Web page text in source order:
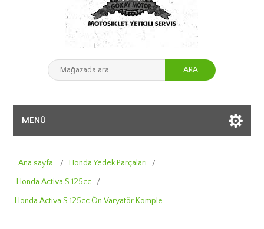
ARA
MENÜ
Ana sayfa / Honda Yedek Parçaları
/
Honda Activa S 125cc
/
Honda Activa S 125cc Ön Varyatör Komple